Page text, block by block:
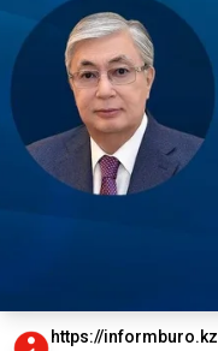
https://informburo.kz